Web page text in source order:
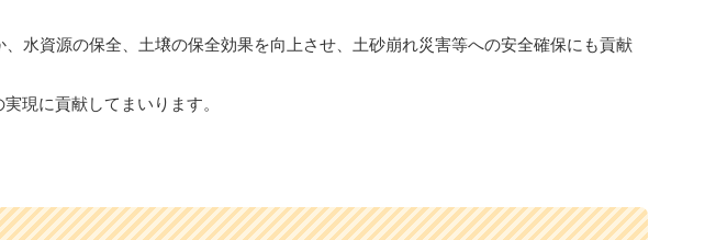
水資源の保全、土壌の保全効果を向上させ、土砂崩れ災害等への安全確保にも貢献
現に貢献してまいります。